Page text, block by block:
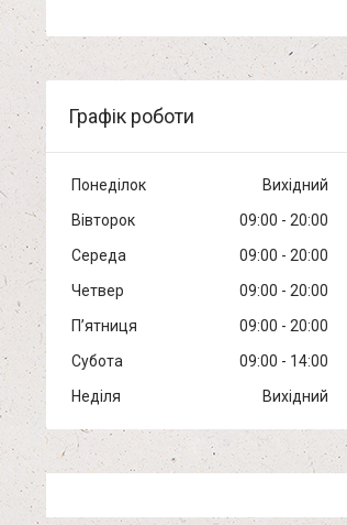
Графік роботи
Понеділок
Вихідний
Вівторок
09:00
20:00
Середа
09:00
20:00
Четвер
09:00
20:00
Пʼятниця
09:00
20:00
Субота
09:00
14:00
Неділя
Вихідний